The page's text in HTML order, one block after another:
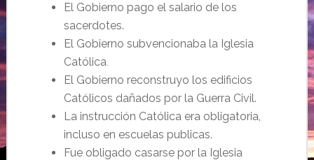
El Gobierno pago el salario de los
sacerdotes.
El Gobierno subvencionaba la Iglesia
Católica
El Gobierno reconstruyo los edificios
Católicos dañados por la Guerra Civil.
La instrucción Católica era obligatoria,
incluso en escuelas publicas.
Fue obligado casarse por la Iglesia